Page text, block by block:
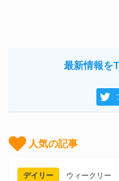
最新情報を
人気の記事
デイリー ウィークリー